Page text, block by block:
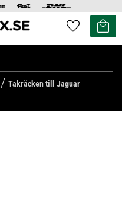
Favoriter
Kundvagn
Takräcken till Jaguar